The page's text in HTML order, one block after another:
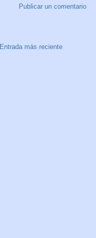
Publicar un comentario
Entrada más reciente